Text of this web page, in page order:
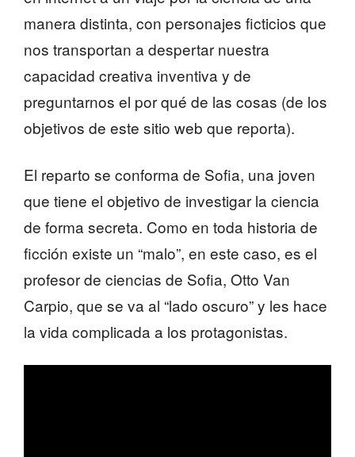
manera distinta, con personajes ficticios que
nos transportan a despertar nuestra
capacidad creativa inventiva y de
preguntarnos el por qué de las cosas (de los
objetivos de este sitio web que reporta).
El reparto se conforma de Sofia, una joven
que tiene el objetivo de investigar la ciencia
de forma secreta. Como en toda historia de
ficción existe un “malo”, en este caso, es el
profesor de ciencias de Sofia, Otto Van
Carpio, que se va al “lado oscuro” y les hace
la vida complicada a los protagonistas.